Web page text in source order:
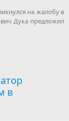
на жалобу в
Дука предложил
в